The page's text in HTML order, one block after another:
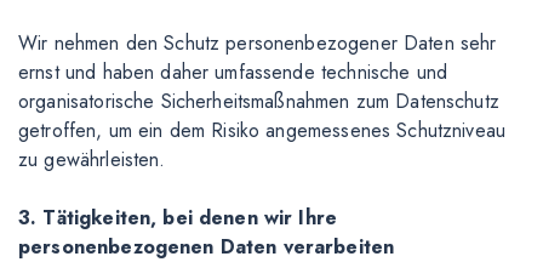
Wir nehmen den Schutz personenbezogener Daten sehr
ernst und haben daher umfassende technische und
organisatorische Sicherheitsmaßnahmen zum Datenschutz
getroffen, um ein dem Risiko angemessenes Schutzniveau
zu gewährleisten.
3. Tätigkeiten, bei denen wir Ihre
personenbezogenen Daten verarbeiten